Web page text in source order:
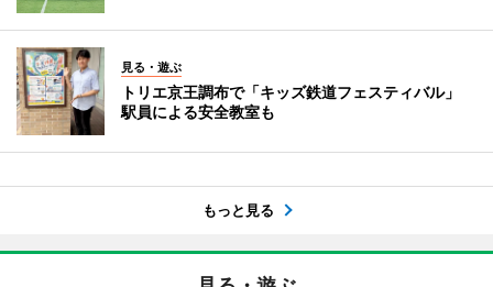
見る・遊ぶ
トリエ京王調布で「キッズ鉄道フェスティバル」
駅員による安全教室も
もっと見る